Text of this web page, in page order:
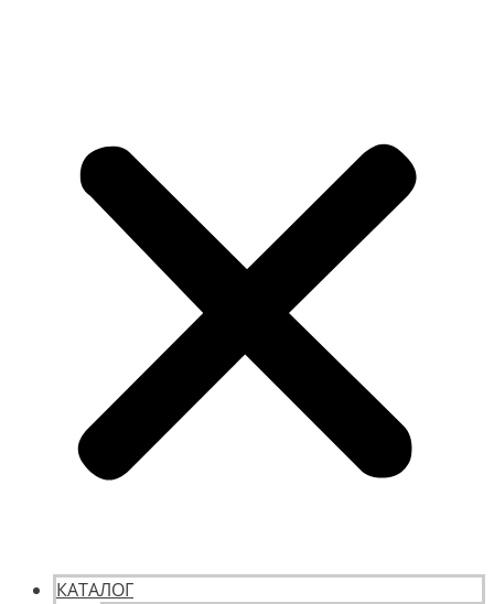
КАТАЛОГ